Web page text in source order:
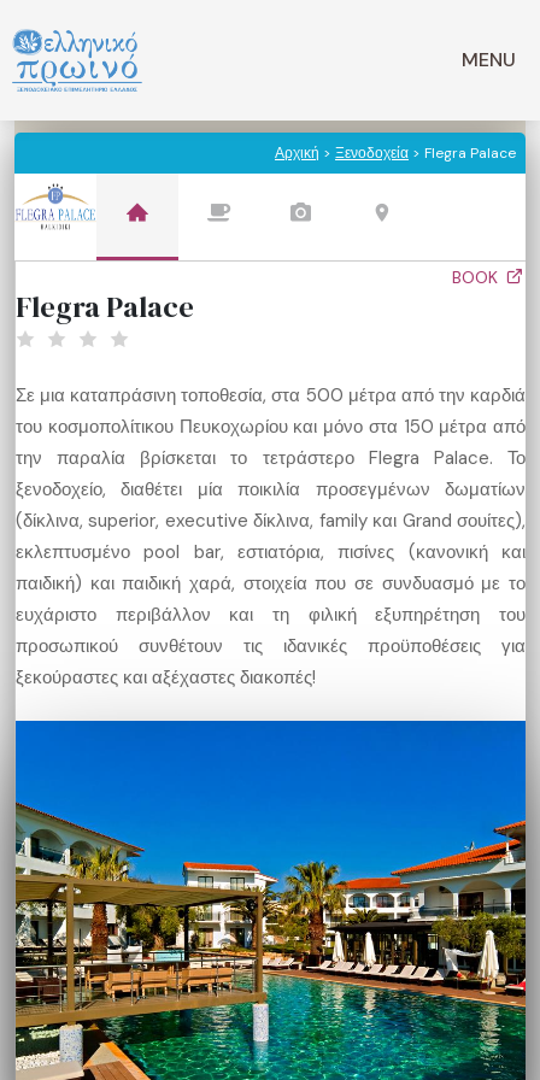
σε
περιεχόμενο
MENU
Αρχική > Ξενοδοχεία > Flegra Palace
BOOK
Flegra Palace
Σε μια καταπράσινη τοποθεσία, στα 500 μέτρα από την καρδιά
του κοσμοπολίτικου Πευκοχωρίου και μόνο στα 150 μέτρα από
την παραλία βρίσκεται το τετράστερο Flegra Palace. Το
ξενοδοχείο, διαθέτει μία ποικιλία προσεγμένων δωματίων
(δίκλινα, superior, executive δίκλινα, family και Grand σουίτες),
εκλεπτυσμένο pool bar, εστιατόρια, πισίνες (κανονική και
παιδική) και παιδική χαρά, στοιχεία που σε συνδυασμό με το
ευχάριστο περιβάλλον και τη φιλική εξυπηρέτηση του
προσωπικού συνθέτουν τις ιδανικές προϋποθέσεις για
ξεκούραστες και αξέχαστες διακοπές!